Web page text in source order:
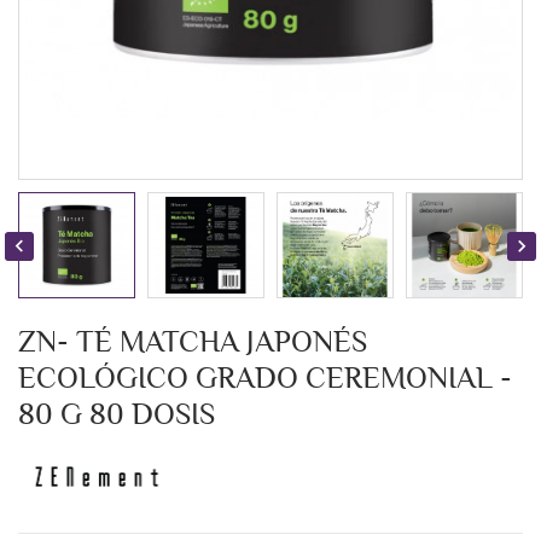
 
ZN- TÉ MATCHA JAPONÉS
ECOLÓGICO GRADO CEREMONIAL -
80 G 80 DOSIS